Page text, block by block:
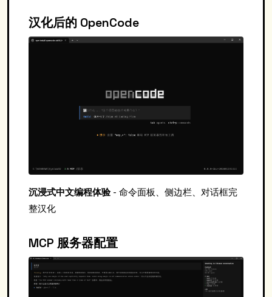
汉化后的 OpenCode
沉浸式中文编程体验- 命令面板、侧边栏、对话框完
整汉化
MCP 服务器配置